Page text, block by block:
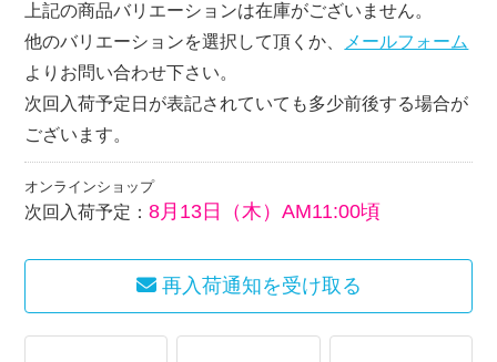
上記の商品バリエーションは在庫がございません。
他のバリエーションを選択して頂くか、
メールフォーム
よりお問い合わせ下さい。
次回入荷予定日が表記されていても多少前後する場合が
ございます。
オンラインショップ
次回入荷予定：8月13日（木）AM11:00頃
再入荷通知を受け取る